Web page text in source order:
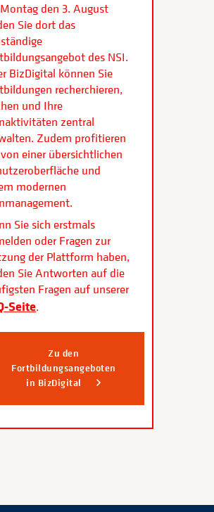
den 3. August
Sie dort das
des NSI.
BizDigital können Sie
recherchieren,
und Ihre
zentral
Zudem profitieren
einer übersichtlichen
und
modernen
Sie sich erstmals
oder Fragen zur
der Plattform haben,
Sie Antworten auf die
Fragen auf unserer
Seite.
Zu den
Fortbildungsangeboten
in BizDigital